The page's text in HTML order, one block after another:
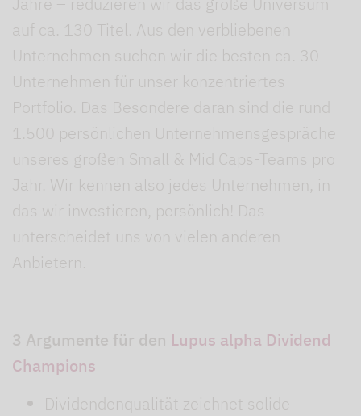
auf ca. 130 Titel. Aus den verbliebenen
Unternehmen suchen wir die besten ca. 30
Unternehmen für unser konzentriertes
Portfolio. Das Besondere daran sind die rund
1.500 persönlichen Unternehmensgespräche
unseres großen Small & Mid Caps-Teams pro
Jahr. Wir kennen also jedes Unternehmen, in
das wir investieren, persönlich! Das
unterscheidet uns von vielen anderen
Anbietern.
3 Argumente für den Lupus alpha Dividend
Champions
Dividendenqualität zeichnet solide